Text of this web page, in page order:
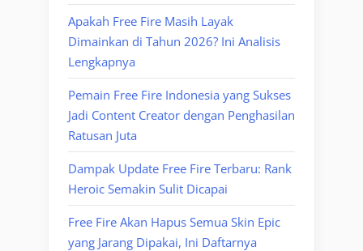
Apakah Free Fire Masih Layak
Dimainkan di Tahun 2026? Ini Analisis
Lengkapnya
Pemain Free Fire Indonesia yang Sukses
Jadi Content Creator dengan Penghasilan
Ratusan Juta
Dampak Update Free Fire Terbaru: Rank
Heroic Semakin Sulit Dicapai
Free Fire Akan Hapus Semua Skin Epic
yang Jarang Dipakai, Ini Daftarnya